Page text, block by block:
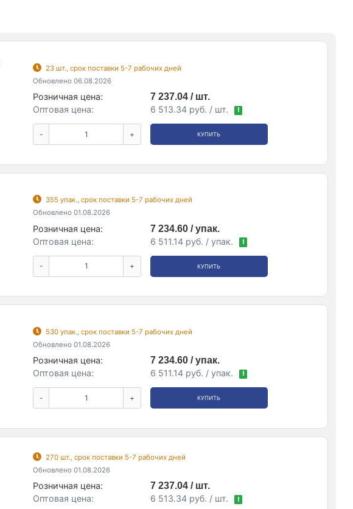
23 шт., срок поставки 5-7 рабочих дней
Обновлено 06.08.2026
Розничная цена:
7 237.04 / шт.
Оптовая цена:
6 513.34 руб. / шт. !
- + КУПИТЬ
355 упак., срок поставки 5-7 рабочих дней
Обновлено 01.08.2026
Розничная цена:
7 234.60 / упак.
Оптовая цена:
6 511.14 руб. / упак. !
- + КУПИТЬ
530 упак., срок поставки 5-7 рабочих дней
Обновлено 01.08.2026
Розничная цена:
7 234.60 / упак.
Оптовая цена:
6 511.14 руб. / упак. !
- + КУПИТЬ
270 шт., срок поставки 5-7 рабочих дней
Обновлено 01.08.2026
Розничная цена:
7 237.04 / шт.
Оптовая цена:
6 513.34 руб. / шт. !